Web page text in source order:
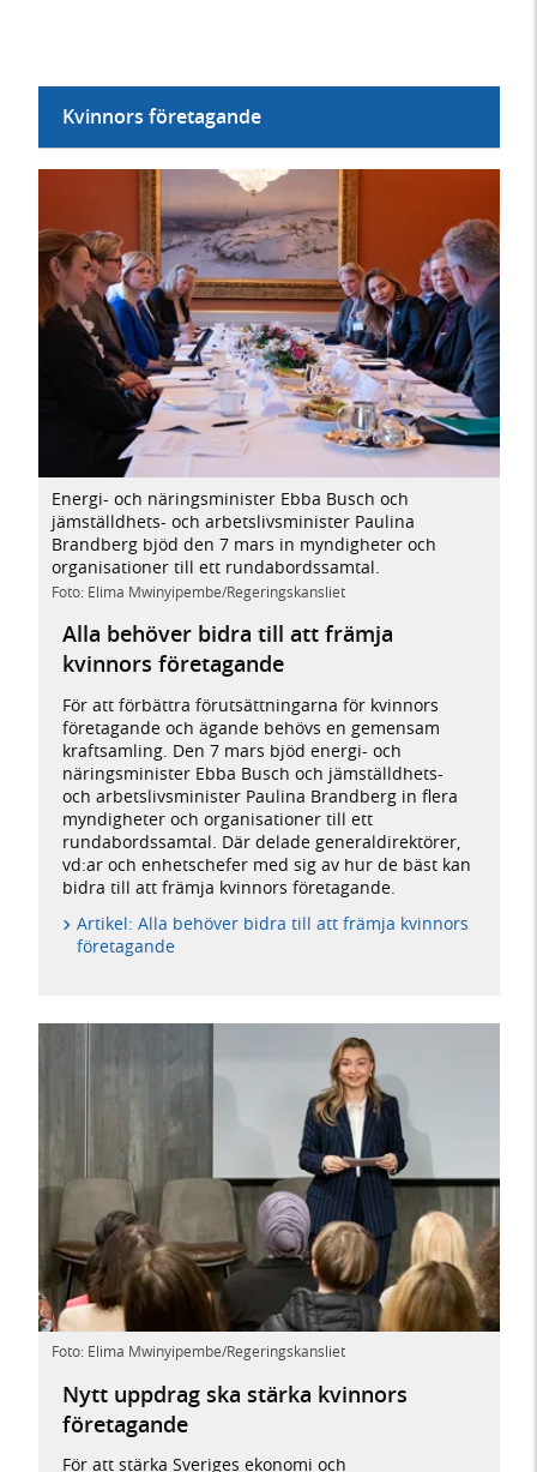
Kvinnors företagande
Energi- och näringsminister Ebba Busch och
jämställdhets- och arbetslivsminister Paulina
Brandberg bjöd den 7 mars in myndigheter och
organisationer till ett rundabordssamtal.
Foto: Elima Mwinyipembe/Regeringskansliet
Alla behöver bidra till att främja
kvinnors företagande
För att förbättra förutsättningarna för kvinnors
företagande och ägande behövs en gemensam
kraftsamling. Den 7 mars bjöd energi- och
näringsminister Ebba Busch och jämställdhets-
och arbetslivsminister Paulina Brandberg in flera
myndigheter och organisationer till ett
rundabordssamtal. Där delade generaldirektörer,
vd:ar och enhetschefer med sig av hur de bäst kan
bidra till att främja kvinnors företagande.
Artikel: Alla behöver bidra till att främja kvinnors
företagande
Foto: Elima Mwinyipembe/Regeringskansliet
Nytt uppdrag ska stärka kvinnors
företagande
För att stärka Sveriges ekonomi och